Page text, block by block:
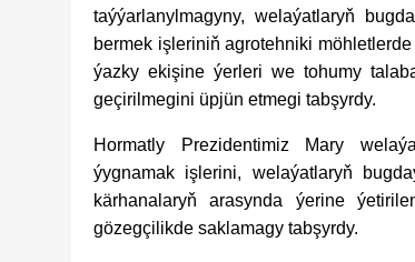
taýýarlanylmagyny, welaýatlaryň
bermek işleriniň agrotehniki
ýazky ekişine ýerleri we tohumy
geçirilmegini üpjün etmegi tabşyrdy.
Hormatly Prezidentimiz Mary
ýygnamak işlerini, welaýatlaryň
kärhanalaryň arasynda ýerine
gözegçilikde saklamagy tabşyrdy.